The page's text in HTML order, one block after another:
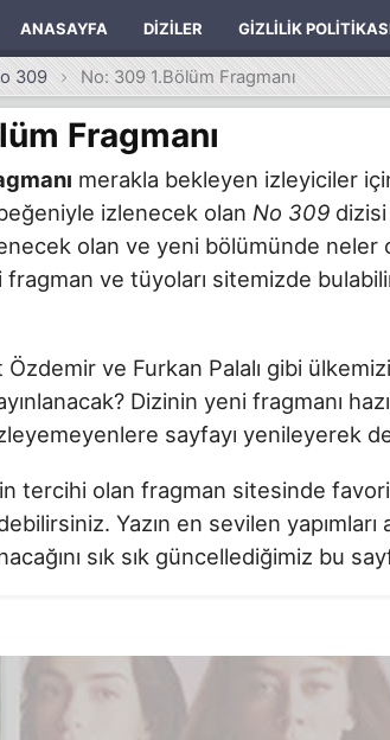
ANASAYFA DIZILER GIZLILIK
309 No: 309 1.Bölüm Fragmanı
Fragmanı
merakla bekleyen izleyiciler
izlenecek olan No 309
olan ve yeni bölümünde neler
ve tüyoları sitemizde
ve Furkan Palalı gibi
Dizinin yeni fragmanı
sayfayı yenileyerek
tercihi olan fragman sitesinde favori
Yazın en sevilen yapımları
sık sık güncellediğimiz bu